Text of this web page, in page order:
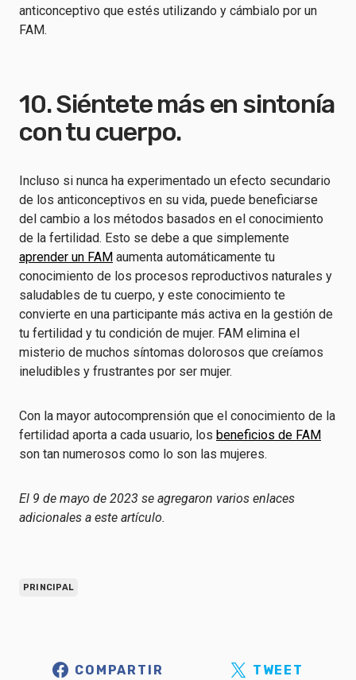
anticonceptivo que estés utilizando y cámbialo por un
FAM.
10. Siéntete más en sintonía
con tu cuerpo.
Incluso si nunca ha experimentado un efecto secundario
de los anticonceptivos en su vida, puede beneficiarse
del cambio a los métodos basados en el conocimiento
de la fertilidad. Esto se debe a que simplemente
aprender un FAM aumenta automáticamente tu
conocimiento de los procesos reproductivos naturales y
saludables de tu cuerpo, y este conocimiento te
convierte en una participante más activa en la gestión de
tu fertilidad y tu condición de mujer. FAM elimina el
misterio de muchos síntomas dolorosos que creíamos
ineludibles y frustrantes por ser mujer.
Con la mayor autocomprensión que el conocimiento de la
fertilidad aporta a cada usuario, los beneficios de FAM
son tan numerosos como lo son las mujeres.
El 9 de mayo de 2023 se agregaron varios enlaces
adicionales a este artículo.
PRINCIPAL
COMPARTIR TWEET